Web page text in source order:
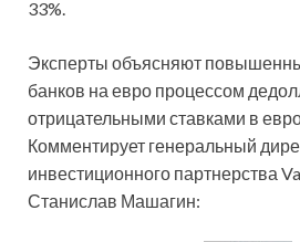
33%.
Эксперты объясняют
банков на евро процессом
отрицательными ставками в
Комментирует генеральный
инвестиционного партнерства
Станислав Машагин: